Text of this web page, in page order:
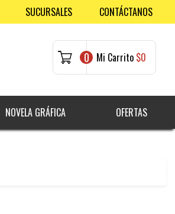
SUCURSALES CONTÁCTANOS
0 Mi Carrito $0
NOVELA GRÁFICA OFERTAS